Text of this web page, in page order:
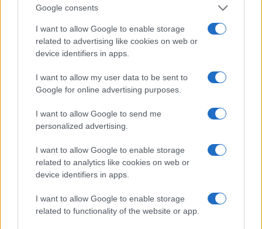
Google consents
I want to allow Google to enable storage
related to advertising like cookies on web or
device identifiers in apps.
I want to allow my user data to be sent to
Google for online advertising purposes.
I want to allow Google to send me
personalized advertising.
I want to allow Google to enable storage
related to analytics like cookies on web or
device identifiers in apps.
I want to allow Google to enable storage
related to functionality of the website or app.
I nostri cari
Giovannimaria Cabras
Invia un Comunicato Stampa|Pubblicità|